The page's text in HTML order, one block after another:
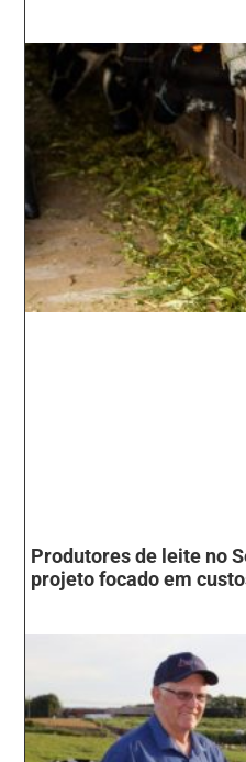
Produtores de leite no
projeto focado em